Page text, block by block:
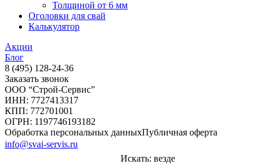
Толщиной от 6 мм
Оголовки для свай
Калькулятор
Акции
Блог
8 (495) 128-24-36
Заказать звонок
ООО “Строй-Сервис”
ИНН: 7727413317
КПП: 772701001
ОГРН: 1197746193182
Обработка персональных данныхПубличная оферта
info@svai-servis.ru
Искать: везде